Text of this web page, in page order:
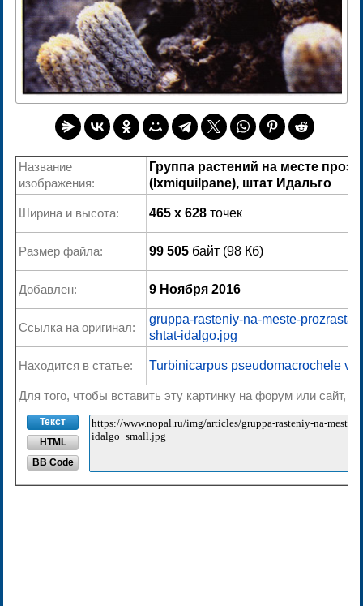
Название
изображения:
Группа растений на месте
(Ixmiquilpane), штат Идальго
Ширина и высота: 465 x 628 точек
Размер файла: 99 505 байт (98 Кб)
Добавлен: 9 Ноября 2016
Ссылка на оригинал:
gruppa-rasteniy-na-meste-
shtat-idalgo.jpg
Находится в статье: Turbinicarpus pseudomacrochele
Для того, чтобы вставить эту картинку на форум или сайт,
Текст
HTML
BB Code